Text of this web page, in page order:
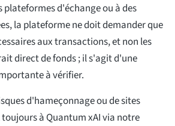
plateformes d'échange ou à des
la plateforme ne doit demander que
aux transactions, et non les
direct de fonds ; il s'agit d'une
à vérifier.
d'hameçonnage ou de sites
à Quantum xAI via notre